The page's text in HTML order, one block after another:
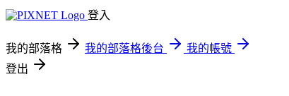
登入
我的部落格 我的部落格後台
我的帳號
登出